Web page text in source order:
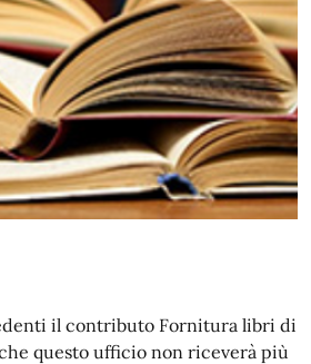
il contributo Fornitura libri di
questo ufficio non riceverà più